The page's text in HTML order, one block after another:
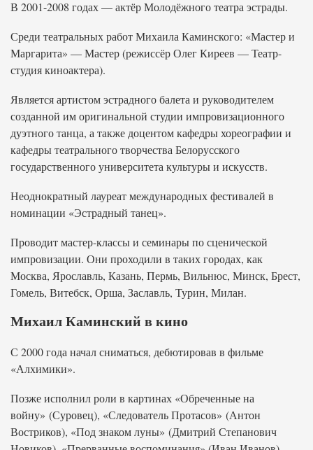
В 2001-2008 годах — актёр Молодёжного театра эстрады.
Среди театральных работ Михаила Каминского: «Мастер и
Маргарита» — Мастер (режиссёр Олег Киреев — Театр-
студия киноактера).
Является артистом эстрадного балета и руководителем
созданной им оригинальной студии импровизационного
дуэтного танца, а также доцентом кафедры хореографии и
кафедры театрального творчества Белорусского
государственного университета культуры и искусств.
Неоднократный лауреат международных фестивалей в
номинации «Эстрадный танец».
Проводит мастер-классы и семинары по сценической
импровизации. Они проходили в таких городах, как
Москва, Ярославль, Казань, Пермь, Вильнюс, Минск, Брест,
Гомель, Витебск, Орша, Заславль, Турин, Милан.
Михаил Каминский в кино
С 2000 года начал сниматься, дебютировав в фильме
«Алхимики».
Позже исполнил роли в картинах «Обреченные на
войну» (Суровец), «Следователь Протасов» (Антон
Востриков), «Под знаком луны» (Дмитрий Степанович